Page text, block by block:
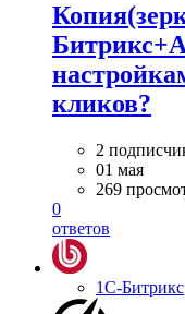
кликов?
2
01 мая
269
0
ответов
1С-Битрикс